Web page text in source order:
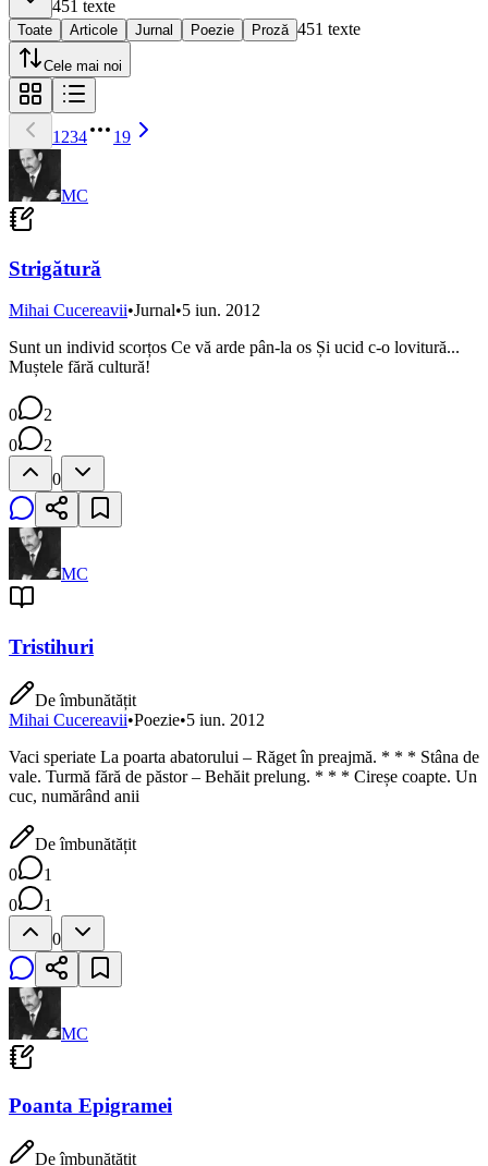
451 texte
Toate Articole Jurnal Poezie Proză 451 texte
Cele mai noi
1 234 19
MC
Strigătură
Mihai Cucereavii•Jurnal•5 iun. 2012
Sunt un individ scorțos Ce vă arde pân-la os Și ucid c-o lovitură...
Muștele fără cultură!
0
2
0
2
0
MC
Tristihuri
De îmbunătățit
Mihai Cucereavii•Poezie•5 iun. 2012
Vaci speriate La poarta abatorului – Răget în preajmă. * * * Stâna de
vale. Turmă fără de păstor – Behăit prelung. * * * Cireșe coapte. Un
cuc, numărând anii
De îmbunătățit
0
1
0
1
0
MC
Poanta Epigramei
De îmbunătățit